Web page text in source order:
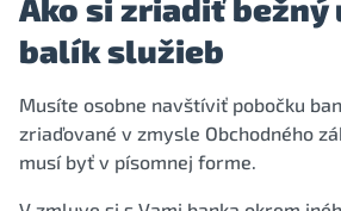
Ako si zriadiť bežný
balík služieb
Musíte osobne navštíviť pobočku
zriaďované v zmysle Obchodného
musí byť v písomnej forme.